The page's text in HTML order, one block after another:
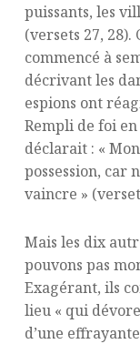
puissants, les
(versets 27, 28).
commencé à
décrivant les
espions ont
Rempli de foi en
déclarait : «
possession, car
vaincre »
Mais les dix
pouvons pas
Exagérant, ils
lieu « qui
d’une